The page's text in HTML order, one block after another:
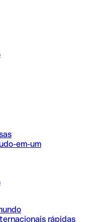
em-um
rápidas